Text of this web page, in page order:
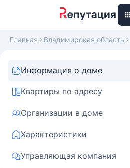
Главная Владимирская область
Информация о доме
Квартиры по адресу
Организации в доме
Характеристики
Управляющая компания